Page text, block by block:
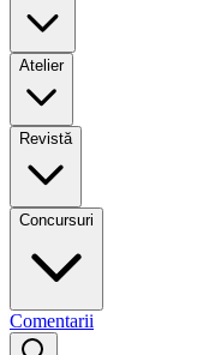
Atelier
Revistă
Concursuri
Comentarii